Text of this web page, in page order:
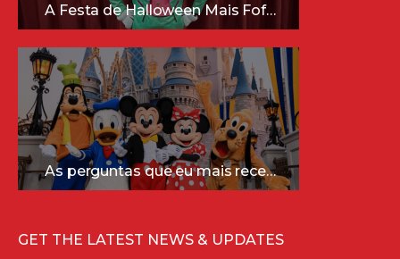
A Festa de Halloween Mais Fofa da Disney Está Chegando!
As perguntas que eu mais recebo sobre a Disney (e as respostas mais sinceras!)
GET THE LATEST NEWS & UPDATES